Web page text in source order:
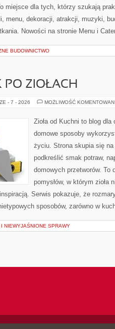
miejsce dla tych, którzy szukają
menu, dekoracji, atrakcji, muzyki,
Nowości na stronie Menu i
BUDOWNICTWO
PO ZIOŁACH
- 7 - 2026 MOŻLIWOŚĆ
Zioła od Kuchni to blog dla
domowe sposoby
życiu. Strona skupia się
podkreślić smak potraw,
domowych przetworów. To
pomysłów, w którym zioła
Serwis pokazuje, że
sposobów, zarówno w
I NIEWYJAŚNIONE SPRAWY